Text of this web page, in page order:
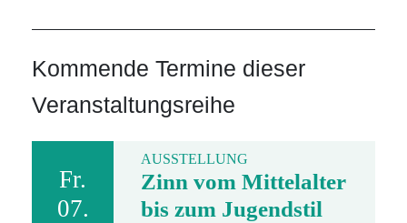
Kommende Termine dieser
Veranstaltungsreihe
Fr.
07.
AUSSTELLUNG
Zinn vom Mittelalter
bis zum Jugendstil